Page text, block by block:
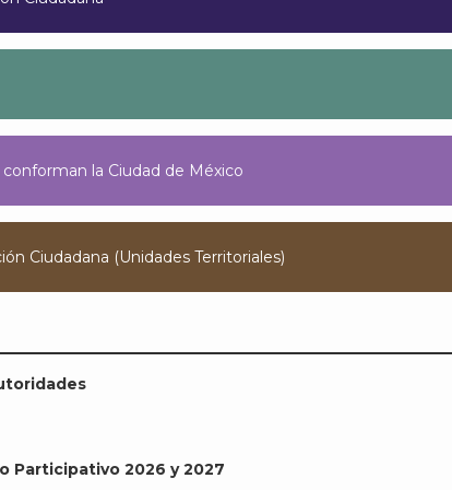
la Ciudad de México
Ciudadana (Unidades Territoriales)
Participativo 2026 y 2027